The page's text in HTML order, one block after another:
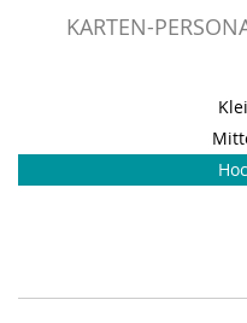
KARTEN-